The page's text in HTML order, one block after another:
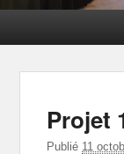
Projet
Publié 11